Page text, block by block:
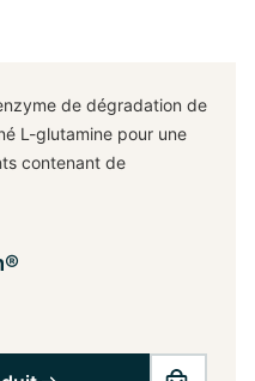
de dégradation de
L-glutamine pour une
contenant de